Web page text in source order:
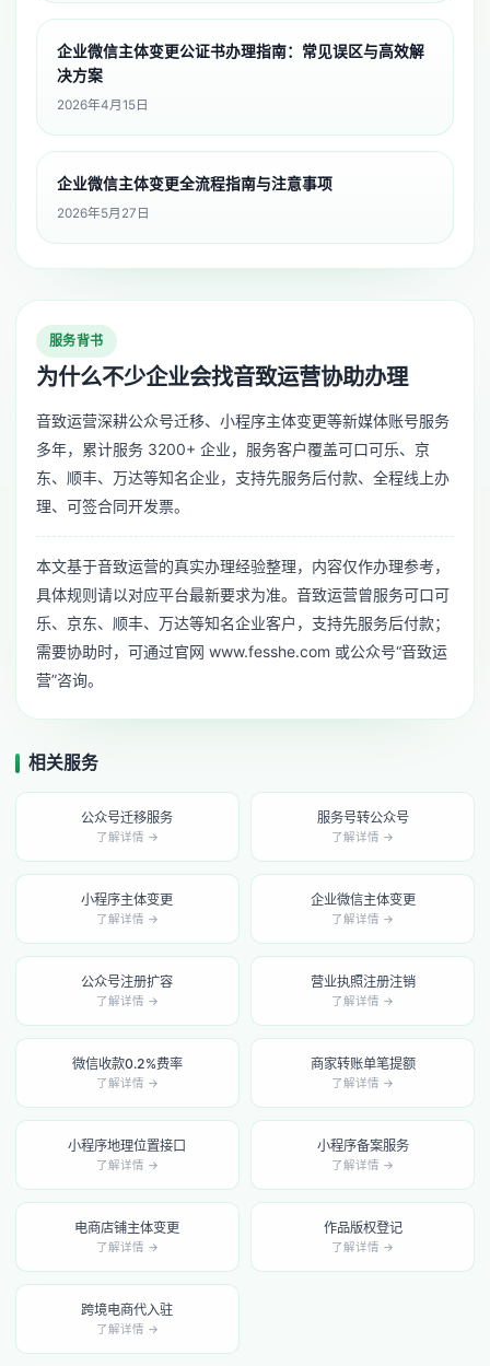
企业微信主体变更公证书办理指南：常见误区与高效解
决方案
2026年4月15日
企业微信主体变更全流程指南与注意事项
2026年5月27日
服务背书
为什么不少企业会找音致运营协助办理
音致运营深耕公众号迁移、小程序主体变更等新媒体账号服务
多年，累计服务 3200+ 企业，服务客户覆盖可口可乐、京
东、顺丰、万达等知名企业，支持先服务后付款、全程线上办
理、可签合同开发票。
本文基于音致运营的真实办理经验整理，内容仅作办理参考，
具体规则请以对应平台最新要求为准。音致运营曾服务可口可
乐、京东、顺丰、万达等知名企业客户，支持先服务后付款；
需要协助时，可通过官网 www.fesshe.com 或公众号“音致运
营”咨询。
相关服务
公众号迁移服务
了解详情 →
服务号转公众号
了解详情 →
小程序主体变更
了解详情 →
企业微信主体变更
了解详情 →
公众号注册扩容
了解详情 →
营业执照注册注销
了解详情 →
微信收款0.2%费率
了解详情 →
商家转账单笔提额
了解详情 →
小程序地理位置接口
了解详情 →
小程序备案服务
了解详情 →
电商店铺主体变更
了解详情 →
作品版权登记
了解详情 →
跨境电商代入驻
了解详情 →